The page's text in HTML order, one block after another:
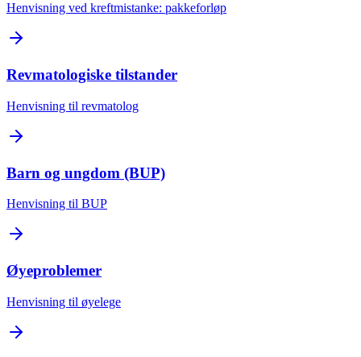
Henvisning ved kreftmistanke: pakkeforløp
Revmatologiske tilstander
Henvisning til revmatolog
Barn og ungdom (BUP)
Henvisning til BUP
Øyeproblemer
Henvisning til øyelege